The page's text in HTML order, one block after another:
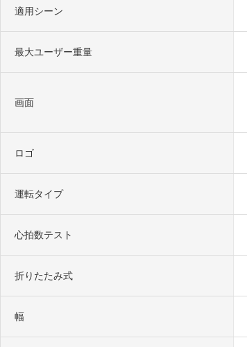
適用シーン
最大ユーザー重量
画面
ロゴ
運転タイプ
心拍数テスト
折りたたみ式
幅